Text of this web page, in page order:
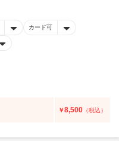
カード可
￥8,500 （税込）